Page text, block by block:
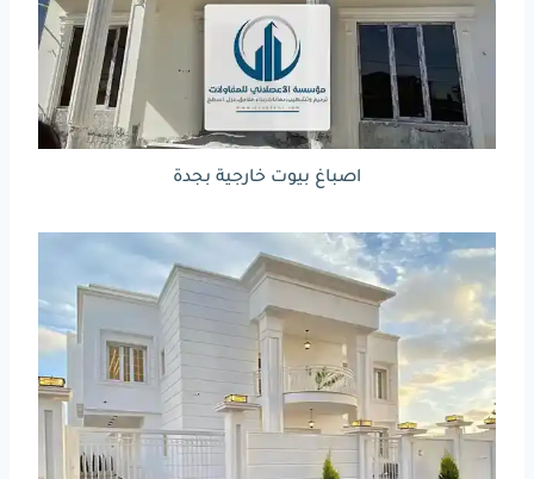
اصباغ بيوت خارجية بجدة